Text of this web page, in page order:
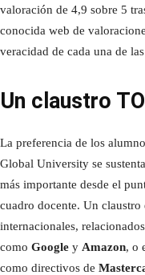
valoración de 4,9 sobre 5
conocida web de
veracidad de cada una de
Un claustro
La preferencia de los
Global University se
más importante desde el
cuadro docente. Un claustro
internacionales,
como Google y Amazon, o
como directivos de